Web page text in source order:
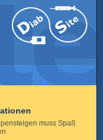
muss Spaß